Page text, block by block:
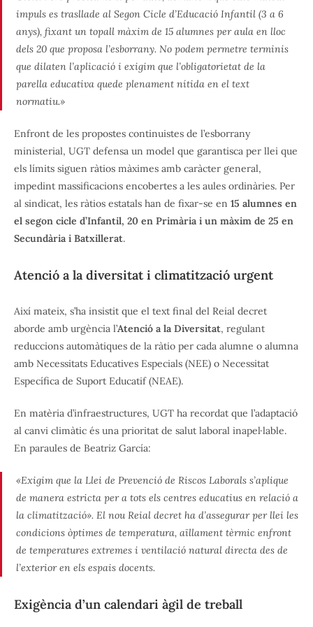
impuls es trasllade al Segon Cicle d’Educació Infantil (3 a 6
anys), fixant un topall màxim de 15 alumnes per aula en lloc
dels 20 que proposa l’esborrany. No podem permetre terminis
que dilaten l’aplicació i exigim que l’obligatorietat de la
parella educativa quede plenament nítida en el text
normatiu.»
Enfront de les propostes continuistes de l’esborrany
ministerial, UGT defensa un model que garantisca per llei que
els límits siguen ràtios màximes amb caràcter general,
impedint massificacions encobertes a les aules ordinàries. Per
al sindicat, les ràtios estatals han de fixar-se en 15 alumnes en
el segon cicle d’Infantil, 20 en Primària i un màxim de 25 en
Secundària i Batxillerat.
Atenció a la diversitat i climatització urgent
Així mateix, s’ha insistit que el text final del Reial decret
aborde amb urgència l’Atenció a la Diversitat, regulant
reduccions automàtiques de la ràtio per cada alumne o alumna
amb Necessitats Educatives Especials (NEE) o Necessitat
Específica de Suport Educatif (NEAE).
En matèria d’infraestructures, UGT ha recordat que l’adaptació
al canvi climàtic és una prioritat de salut laboral inapel·lable.
En paraules de Beatriz García:
«Exigim que la Llei de Prevenció de Riscos Laborals s’aplique
de manera estricta per a tots els centres educatius en relació a
la climatització». El nou Reial decret ha d’assegurar per llei les
condicions òptimes de temperatura, aïllament tèrmic enfront
de temperatures extremes i ventilació natural directa des de
l’exterior en els espais docents.
Exigència d’un calendari àgil de treball